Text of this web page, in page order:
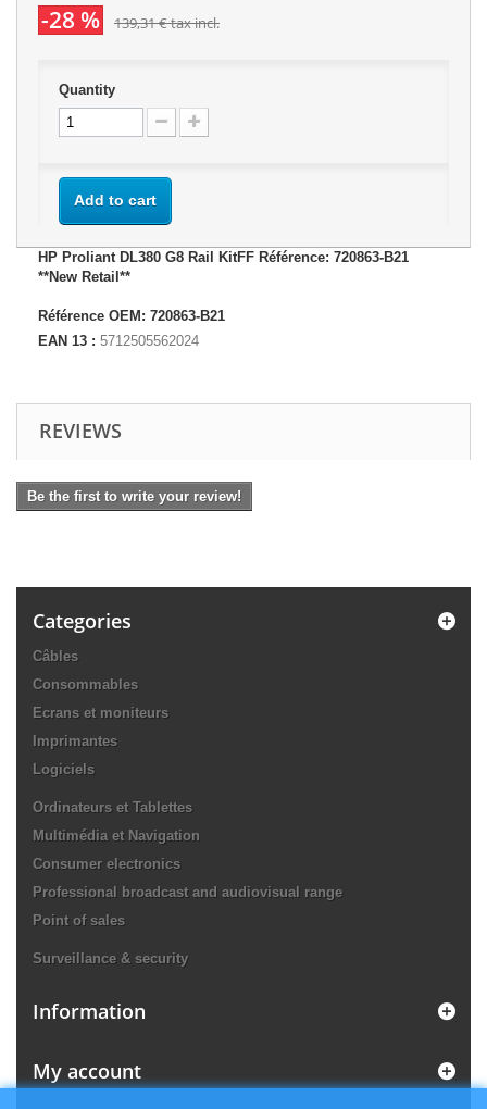
-28 % 139,31 €tax incl.
Quantity
Add to cart
HP Proliant DL380 G8 Rail KitFF Référence: 720863-B21
**New Retail**
Référence OEM: 720863-B21
EAN 13 : 5712505562024
REVIEWS
Be the first to write your review!
Categories
Câbles
Consommables
Ecrans et moniteurs
Imprimantes
Logiciels
Ordinateurs et Tablettes
Multimédia et Navigation
Consumer electronics
Professional broadcast and audiovisual range
Point of sales
Surveillance & security
Information
My account